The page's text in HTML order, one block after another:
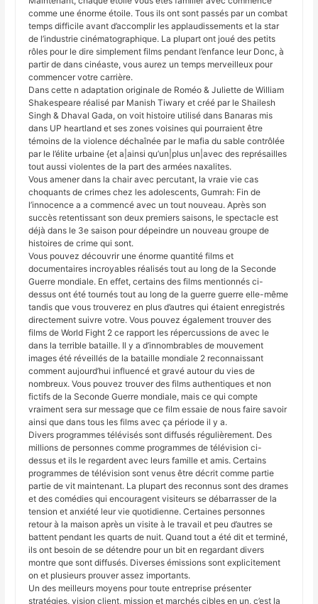
comme une énorme étoile. Tous ils ont sont passés par un combat
temps difficile avant d’accomplir les applaudissements et la star
de l’industrie cinématographique. La plupart ont joué des petits
rôles pour le dire simplement films pendant l’enfance leur Donc, à
partir de dans cinéaste, vous aurez un temps merveilleux pour
commencer votre carrière.
Dans cette n adaptation originale de Roméo & Juliette de William
Shakespeare réalisé par Manish Tiwary et créé par le Shailesh
Singh & Dhaval Gada, on voit histoire utilisé dans Banaras mis
dans UP heartland et ses zones voisines qui pourraient être
témoins de la violence déchaînée par le mafia du sable contrôlée
par le l’élite urbaine {et a|ainsi qu’un|plus un|avec des représailles
tout aussi violentes de la part des armées naxalites.
Vous amener dans la chair avec percutant, la vraie vie cas
choquants de crimes chez les adolescents, Gumrah: Fin de
l’innocence a a commencé avec un tout nouveau. Après son
succès retentissant son deux premiers saisons, le spectacle est
déjà dans le 3e saison pour dépeindre un nouveau groupe de
histoires de crime qui sont.
Vous pouvez découvrir une énorme quantité films et
documentaires incroyables réalisés tout au long de la Seconde
Guerre mondiale. En effet, certains des films mentionnés ci-
dessus ont été tournés tout au long de la guerre guerre elle-même
tandis que vous trouverez en plus d’autres qui étaient enregistrés
directement suivre votre. Vous pouvez également trouver des
films de World Fight 2 ce rapport les répercussions de avec le
dans la terrible bataille. Il y a d’innombrables de mouvement
images été réveillés de la bataille mondiale 2 reconnaissant
comment aujourd’hui influencé et gravé autour du vies de
nombreux. Vous pouvez trouver des films authentiques et non
fictifs de la Seconde Guerre mondiale, mais ce qui compte
vraiment sera sur message que ce film essaie de nous faire savoir
ainsi que dans tous les films avec ça période il y a.
Divers programmes télévisés sont diffusés régulièrement. Des
millions de personnes comme programmes de télévision ci-
dessus et ils le regardent avec leurs famille et amis. Certains
programmes de télévision sont venus être décrit comme partie
partie de vit maintenant. La plupart des reconnus sont des drames
et des comédies qui encouragent visiteurs se débarrasser de la
tension et anxiété leur vie quotidienne. Certaines personnes
retour à la maison après un visite à le travail et peu d’autres se
battent pendant les quarts de nuit. Quand tout a été dit et terminé,
ils ont besoin de se détendre pour un bit en regardant divers
montre que sont diffusés. Diverses émissions sont explicitement
on et plusieurs prouver assez importants.
Un des meilleurs moyens pour toute entreprise présenter
stratégies, vision client, mission et marchés cibles en un, c’est la